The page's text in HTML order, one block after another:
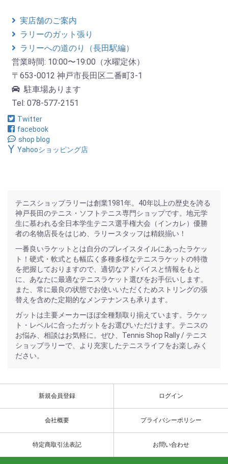
実店舗のご案内
ラリーのガット張り
ラリーへの道のり（長田駅編）
営業時間: 10:00〜19:00（水曜定休）
〒653-0012 神戸市長田区二番町3-1
駐車場あります
Tel: 078-577-2151
Twitter
facebook
shop blog
Yahooショッピング店
テニスショップラリーは創業1981年。40年以上の歴史を誇る
神戸長田のテニス・ソフトテニス専門ショップです。地元学
生に慕われる全日本学生テニス選手権大会（インカレ）優勝
者の名物店長をはじめ、ラリースタッフは精鋭揃い！
一番良いラケットとは自分のプレイスタイルにあったラケッ
ト！硬式・軟式とも幅広く多種多様なテニスラケットの特徴
を把握しておりますので、適切なアドバイスと情報をもと
に、あなたに最適なテニスラケット選びをお手伝いします。
また、常に最良の状態でお使いいただくためストリングの張
替えを含めた定期的なメンテナンスも承ります。
ガットは主要メーカーほぼ全種類取り揃えています。ラケッ
ト・レベルに合ったガットをお選びいただけます。テニスの
お悩み、相談はお気軽に。ぜひ、Tennis Shop Rally / テニス
ショップラリーで、より充実したテニスライフをお楽しみく
ださい。
新規会員登録 ログイン
会社概要 プライバシーポリシー
特定商取引法表記 お問い合わせ